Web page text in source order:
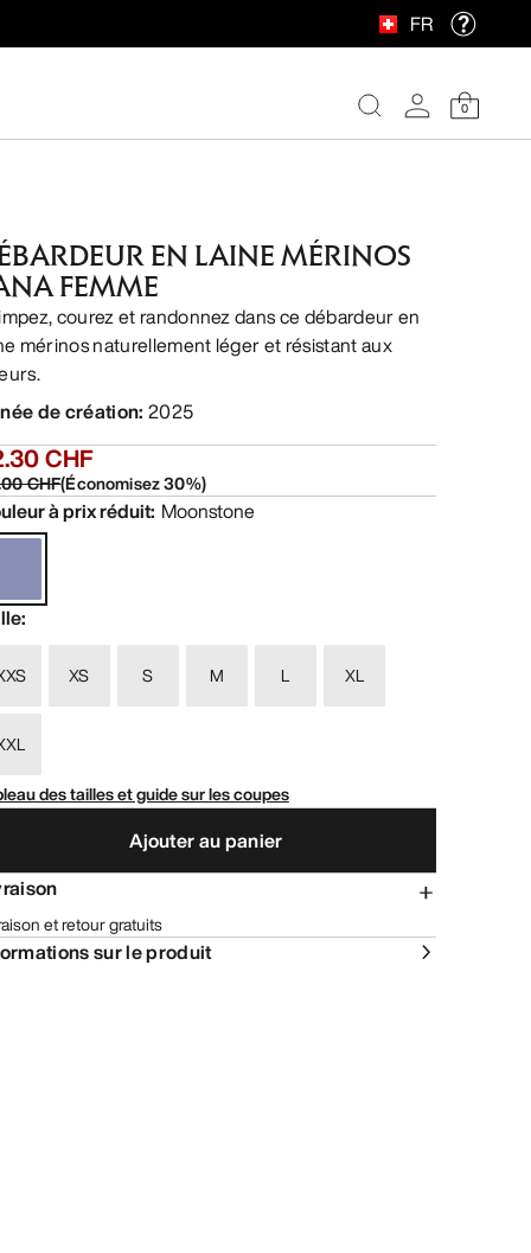
FR
0
EN LAINE MÉRINOS
FEMME
courez et randonnez dans ce débardeur en
mérinos naturellement léger et résistant aux
de création: 2025
CHF
CHF(Économisez30%)
à prix réduit: Moonstone
:
XS S M L XL
des tailles et guide sur les coupes
Ajouter au panier
et retour gratuits
sur le produit